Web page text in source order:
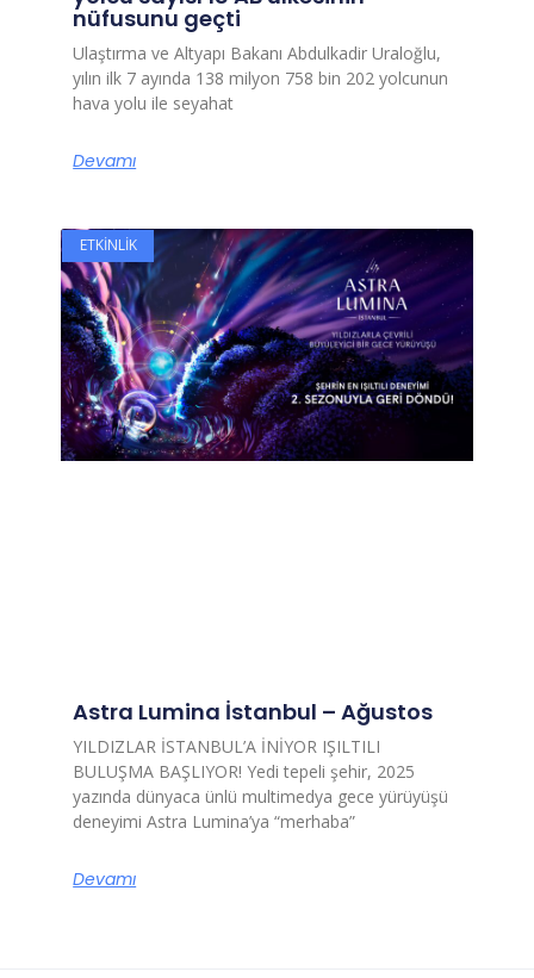
nüfusunu geçti
Ulaştırma ve Altyapı Bakanı Abdulkadir Uraloğlu,
yılın ilk 7 ayında 138 milyon 758 bin 202 yolcunun
hava yolu ile seyahat
Devamı
ETKINLIK
Astra Lumina İstanbul – Ağustos
YILDIZLAR İSTANBUL’A İNİYOR IŞILTILI
BULUŞMA BAŞLIYOR! Yedi tepeli şehir, 2025
yazında dünyaca ünlü multimedya gece yürüyüşü
deneyimi Astra Lumina’ya “merhaba”
Devamı